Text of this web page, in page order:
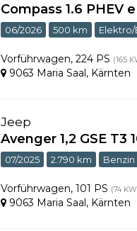
Compass 1.6 PHEV
06/2026 500 km Elektro/
Vorführwagen,224 PS (165
9063 Maria Saal, Kärnten
Jeep
Avenger 1,2 GSE T3
07/2025 2.790 km Benzin
Vorführwagen,101 PS (74
9063 Maria Saal, Kärnten